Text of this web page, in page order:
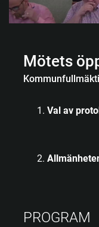
Mötets
Val av
PROGRAM